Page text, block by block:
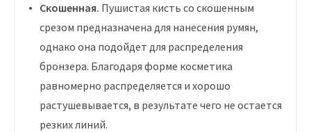
Скошенная. Пушистая кисть со скошенным
срезом предназначена для нанесения румян,
однако она подойдет для распределения
бронзера. Благодаря форме косметика
равномерно распределяется и хорошо
растушевывается, в результате чего не остается
резких линий.